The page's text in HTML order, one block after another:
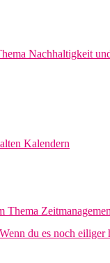
Nachhaltigkeit
Kalendern
Thema
du es noch eiliger